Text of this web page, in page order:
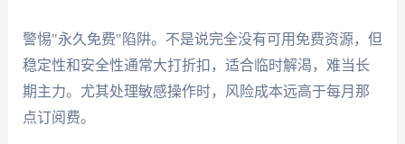
警惕"永久免费"陷阱。不是说完全没有可用免费资源，但
稳定性和安全性通常大打折扣，适合临时解渴，难当长
期主力。尤其处理敏感操作时，风险成本远高于每月那
点订阅费。